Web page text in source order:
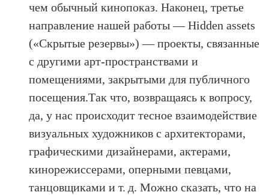
чем обычный кинопоказ. Наконец, третье
направление нашей работы — Hidden assets
(«Скрытые резервы») — проекты, связанные
с другими арт-пространствами и
помещениями, закрытыми для публичного
посещения.Так что, возвращаясь к вопросу,
да, у нас происходит тесное взаимодействие
визуальных художников с архитекторами,
графическими дизайнерами, актерами,
кинорежиссерами, оперными певцами,
танцовщиками и т. д. Можно сказать, что на